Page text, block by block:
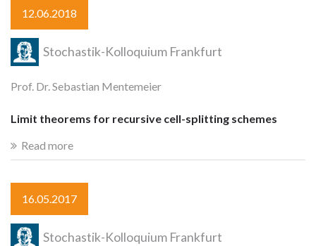
12.06.2018
Stochastik-Kolloquium Frankfurt
Prof. Dr. Sebastian Mentemeier
Limit theorems for recursive cell-splitting schemes
Read more
16.05.2017
Stochastik-Kolloquium Frankfurt